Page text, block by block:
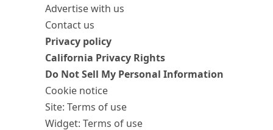
Advertise with us
Contact us
Privacy policy
California Privacy Rights
Do Not Sell My Personal Information
Cookie notice
Site: Terms of use
Widget: Terms of use